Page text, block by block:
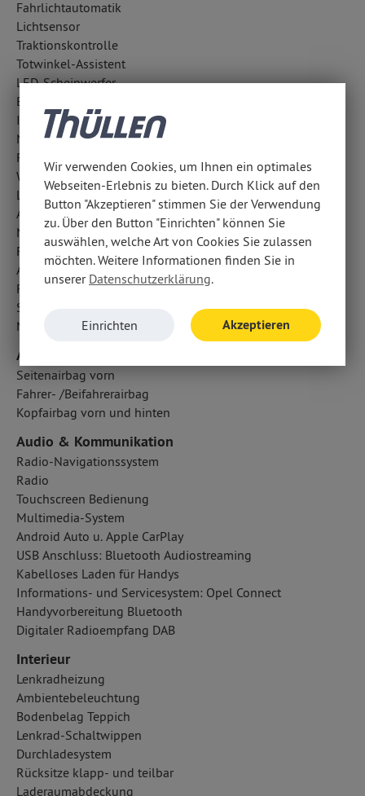
Fahrlichtautomatik
Lichtsensor
Traktionskontrolle
Totwinkel-Assistent
LED-Scheinwerfer
Berganfahrhilfe
ISOFIX Kindersitzbefestigung
Notrufsystem
Regensensor
Wegfahrsperre
LED-Tagfahrlicht
Abbiegelicht
Notbremsassistent
Fußgängerschutzsystem
Aufmerksamkeitsassistent
Reifendruckverlust-Warnung
Surround-Kamerasystem
Nebelscheinwerfer
Airbags
Seitenairbag vorn
Fahrer- /Beifahrerairbag
Kopfairbag vorn und hinten
Audio & Kommunikation
Radio-Navigationssystem
Radio
Touchscreen Bedienung
Multimedia-System
Android Auto u. Apple CarPlay
USB Anschluss: Bluetooth Audiostreaming
Kabelloses Laden für Handys
Informations- und Servicesystem: Opel Connect
Handyvorbereitung Bluetooth
Digitaler Radioempfang DAB
Interieur
Lenkradheizung
Ambientebeleuchtung
Bodenbelag Teppich
Lenkrad-Schaltwippen
Durchladesystem
Rücksitze klapp- und teilbar
Laderaumabdeckung
Wir verwenden Cookies, um Ihnen ein optimales
Webseiten-Erlebnis zu bieten. Durch Klick auf den
Button "Akzeptieren" stimmen Sie der Verwendung
zu. Über den Button "Einrichten" können Sie
auswählen, welche Art von Cookies Sie zulassen
möchten. Weitere Informationen finden Sie in
unserer Datenschutzerklärung.
Einrichten Akzeptieren